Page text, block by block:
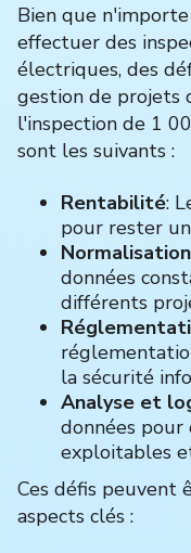
Bien que
effectuer des
électriques, des
gestion de projets
l'inspection de 1
sont les suivants :
Rentabilité:
pour rester
Normalisation
données
différents
la sécurité
Analyse et
données
exploitables
Ces défis peuvent
aspects clés :